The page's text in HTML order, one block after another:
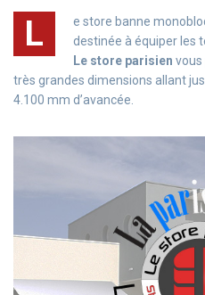
L e store banne
destinée à équiper les
Le store parisien vous
très grandes dimensions allant
4.100 mm d’avancée.